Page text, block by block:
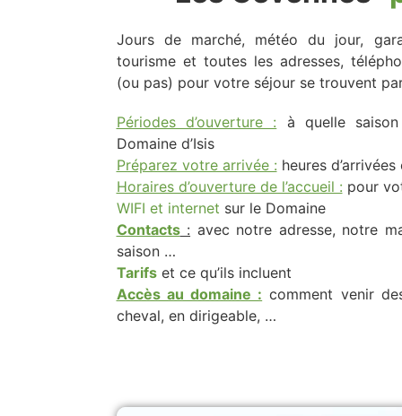
Jours de marché, météo du jour,
tourisme et toutes les adresses,
(ou pas) pour votre séjour se trouvent
Périodes d’ouverture : à quelle
Domaine d’Isis
Préparez votre arrivée : heures
Horaires d’ouverture de l’accueil : pour
WIFI et internet sur le Domaine
Contacts: avec notre adresse, notre
saison …
Tarifset ce qu’ils incluent
Accès au domaine : comment venir
cheval, en dirigeable, …